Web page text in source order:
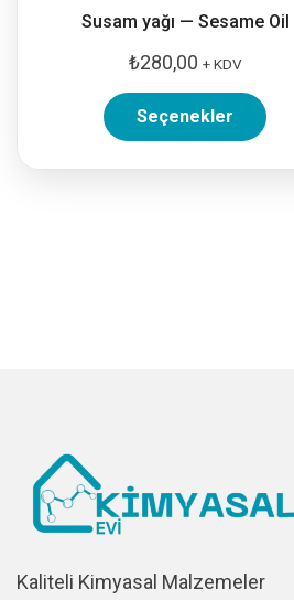
Susam yağı — Sesame Oil
₺280,00 + KDV
Seçenekler
Kaliteli Kimyasal Malzemeler